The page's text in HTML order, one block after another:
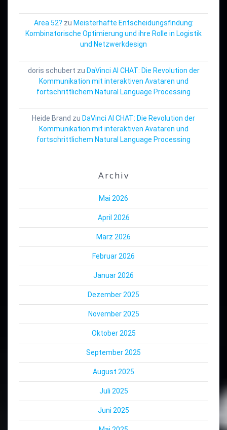
Area 52? zu Meisterhafte Entscheidungsfindung:
Kombinatorische Optimierung und ihre Rolle in Logistik
und Netzwerkdesign
doris schubert zu DaVinci AI CHAT: Die Revolution der
Kommunikation mit interaktiven Avataren und
fortschrittlichem Natural Language Processing
Heide Brand zu DaVinci AI CHAT: Die Revolution der
Kommunikation mit interaktiven Avataren und
fortschrittlichem Natural Language Processing
Archiv
Mai 2026
April 2026
März 2026
Februar 2026
Januar 2026
Dezember 2025
November 2025
Oktober 2025
September 2025
August 2025
Juli 2025
Juni 2025